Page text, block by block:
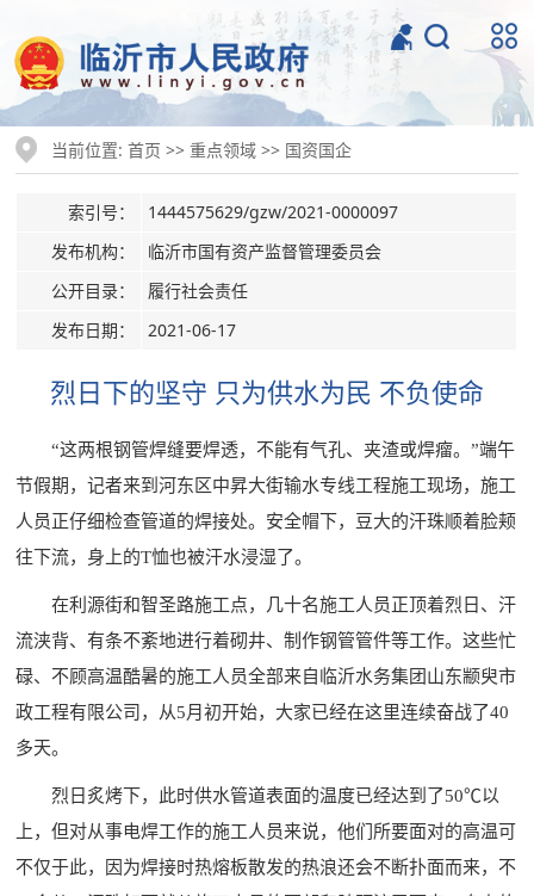
当前位置:首页 >>重点领域 >> 国资国企
索引号：
1444575629/gzw/2021-0000097
发布机构：
临沂市国有资产监督管理委员会
公开目录：
履行社会责任
发布日期：
2021-06-17
烈日下的坚守 只为供水为民 不负使命
“这两根钢管焊缝要焊透，不能有气孔、夹渣或焊瘤。”端午
节假期，记者来到河东区中昇大街输水专线工程施工现场，施工
人员正仔细检查管道的焊接处。安全帽下，豆大的汗珠顺着脸颊
往下流，身上的T恤也被汗水浸湿了。
在利源街和智圣路施工点，几十名施工人员正顶着烈日、汗
流浃背、有条不紊地进行着砌井、制作钢管管件等工作。这些忙
碌、不顾高温酷暑的施工人员全部来自临沂水务集团山东颛臾市
政工程有限公司，从5月初开始，大家已经在这里连续奋战了40
多天。
烈日炙烤下，此时供水管道表面的温度已经达到了50℃以
上，但对从事电焊工作的施工人员来说，他们所要面对的高温可
不仅于此，因为焊接时热熔板散发的热浪还会不断扑面而来，不